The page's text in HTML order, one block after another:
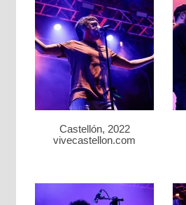
Castellón, 2022
vivecastellon.com